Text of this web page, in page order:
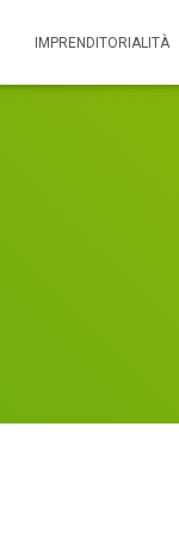
IMPRENDITORIALITÀ